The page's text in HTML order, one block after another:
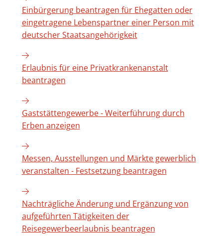
Einbürgerung beantragen für Ehegatten oder
eingetragene Lebenspartner einer Person mit
deutscher Staatsangehörigkeit
Erlaubnis für eine Privatkrankenanstalt
beantragen
Gaststättengewerbe - Weiterführung durch
Erben anzeigen
Messen, Ausstellungen und Märkte gewerblich
veranstalten - Festsetzung beantragen
Nachträgliche Änderung und Ergänzung von
aufgeführten Tätigkeiten der
Reisegewerbeerlaubnis beantragen